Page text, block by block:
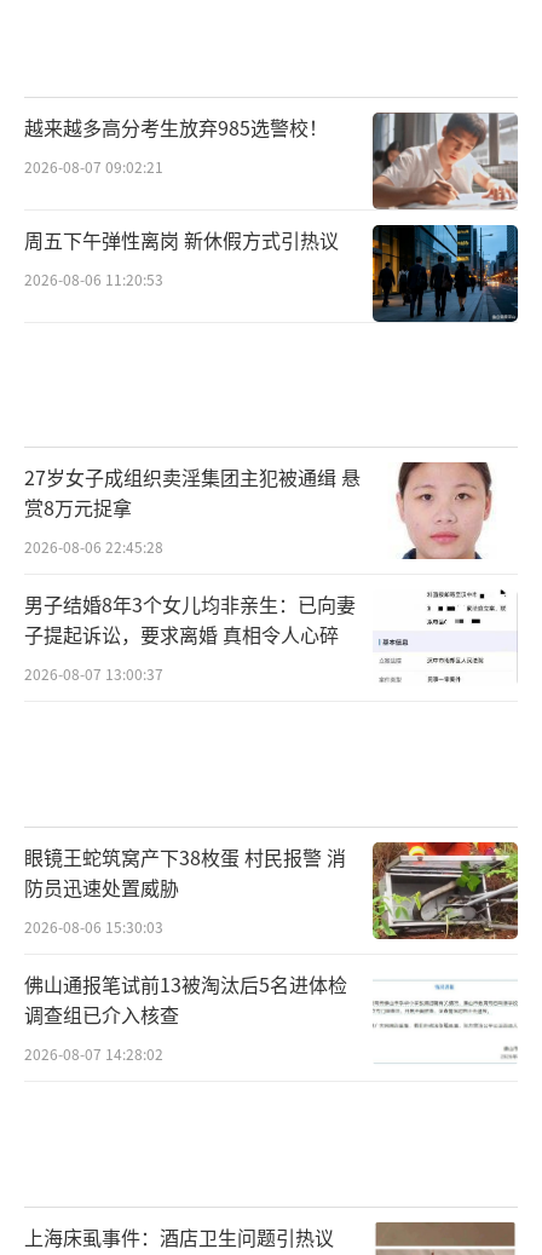
越来越多高分考生放弃985选警校！
2026-08-07 09:02:21
周五下午弹性离岗 新休假方式引热议
2026-08-06 11:20:53
27岁女子成组织卖淫集团主犯被通缉 悬
赏8万元捉拿
2026-08-06 22:45:28
男子结婚8年3个女儿均非亲生：已向妻
子提起诉讼，要求离婚 真相令人心碎
2026-08-07 13:00:37
眼镜王蛇筑窝产下38枚蛋 村民报警 消
防员迅速处置威胁
2026-08-06 15:30:03
佛山通报笔试前13被淘汰后5名进体检
调查组已介入核查
2026-08-07 14:28:02
上海床虱事件：酒店卫生问题引热议